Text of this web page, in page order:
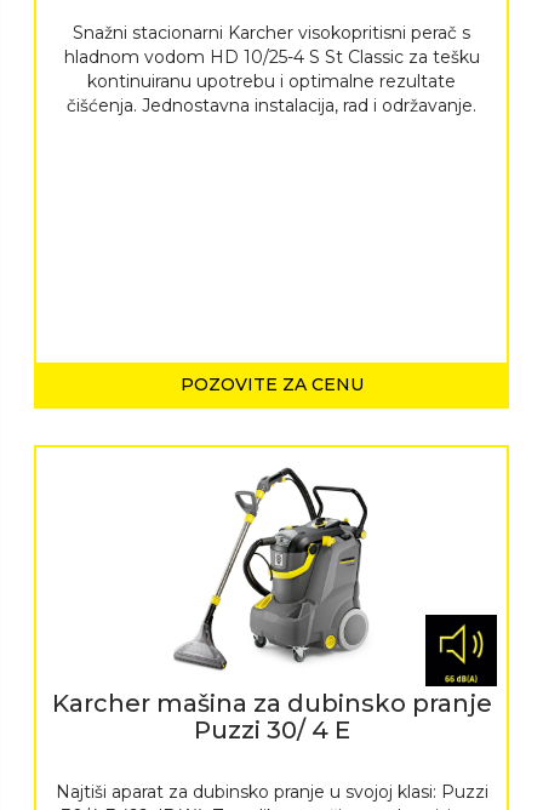
Snažni stacionarni Karcher visokopritisni perač s
hladnom vodom HD 10/25-4 S St Classic za tešku
kontinuiranu upotrebu i optimalne rezultate
čišćenja. Jednostavna instalacija, rad i održavanje.
POZOVITE ZA CENU
Karcher mašina za dubinsko pranje
Puzzi 30/ 4 E
Najtiši aparat za dubinsko pranje u svojoj klasi: Puzzi